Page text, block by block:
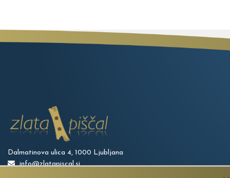
Dalmatinova ulica 4, 1000 Ljubljana
info@zlatapiscal.si